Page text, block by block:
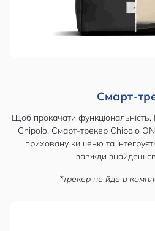
Смарт-
Щоб прокачати
Chipolo. Смарт-трекер Chipolo
приховану кишеню та
завжди знайдеш
*трекер не йде в